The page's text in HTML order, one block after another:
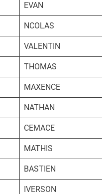
EVAN
NCOLAS
VALENTIN
THOMAS
MAXENCE
NATHAN
CEMACE
MATHIS
BASTIEN
IVERSON